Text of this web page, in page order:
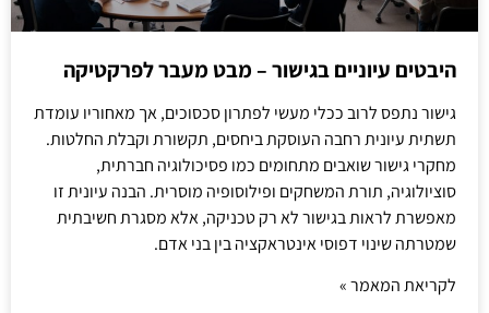
היבטים עיוניים בגישור – מבט מעבר לפרקטיקה
גישור נתפס לרוב ככלי מעשי לפתרון סכסוכים, אך מאחוריו עומדת
תשתית עיונית רחבה העוסקת ביחסים, תקשורת וקבלת החלטות.
מחקרי גישור שואבים מתחומים כמו פסיכולוגיה חברתית,
סוציולוגיה, תורת המשחקים ופילוסופיה מוסרית. הבנה עיונית זו
מאפשרת לראות בגישור לא רק טכניקה, אלא מסגרת חשיבתית
שמטרתה שינוי דפוסי אינטראקציה בין בני אדם.
לקריאת המאמר »